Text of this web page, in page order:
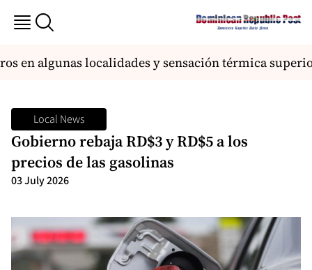
en algunas localidades y sensación térmica
Local News
Gobierno rebaja RD$3 y RD$5 a los
precios de las gasolinas
03 July 2026